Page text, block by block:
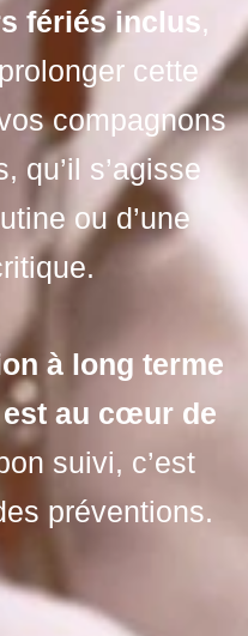
fériés inclus,
cette
compagnons
qu’il s’agisse
ou d’une
à long terme
au cœur de
suivi, c’est
préventions.